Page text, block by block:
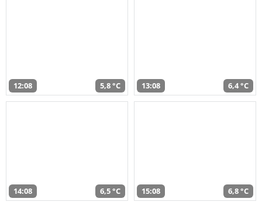
12:08 5,8 °C 13:08 6,4 °C
14:08 6,5 °C 15:08 6,8 °C